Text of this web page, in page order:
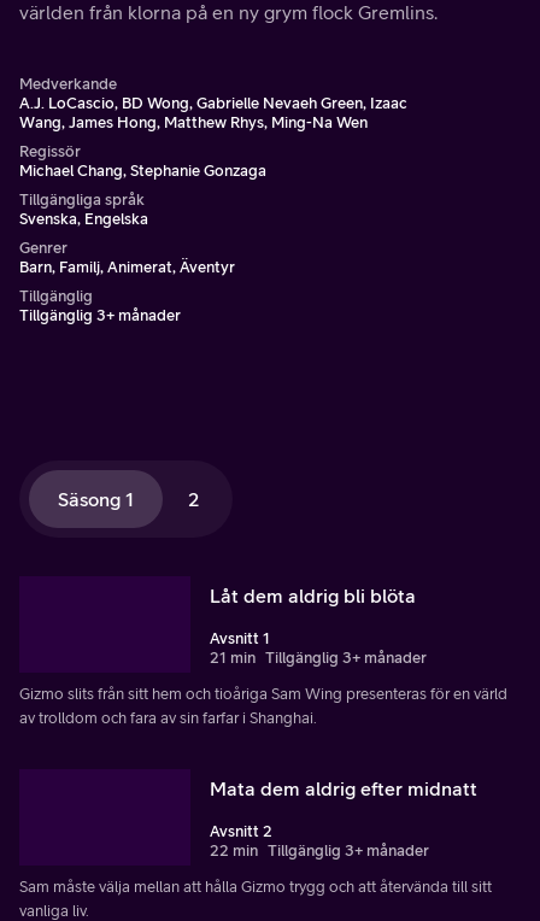
världen från klorna på en ny grym flock Gremlins.
Medverkande
A.J. LoCascio, BD Wong, Gabrielle Nevaeh Green, Izaac
Wang, James Hong, Matthew Rhys, Ming-Na Wen
Regissör
Michael Chang, Stephanie Gonzaga
Tillgängliga språk
Svenska, Engelska
Genrer
Barn, Familj, Animerat, Äventyr
Tillgänglig
Tillgänglig 3+ månader
Säsong 1 2
Låt dem aldrig bli blöta
Avsnitt 1
21 min Tillgänglig 3+ månader
Gizmo slits från sitt hem och tioåriga Sam Wing presenteras för en värld
av trolldom och fara av sin farfar i Shanghai.
Mata dem aldrig efter midnatt
Avsnitt 2
22 min Tillgänglig 3+ månader
Sam måste välja mellan att hålla Gizmo trygg och att återvända till sitt
vanliga liv.